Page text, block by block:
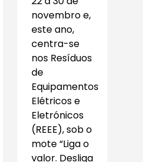
novembro e,
este ano,
centra-se
nos Resíduos
de
Equipamentos
Elétricos e
Eletrónicos
(REEE), sob o
mote “Liga o
valor. Desliga